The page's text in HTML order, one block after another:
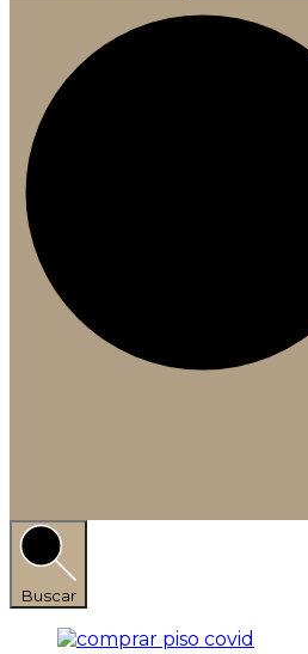
Buscar